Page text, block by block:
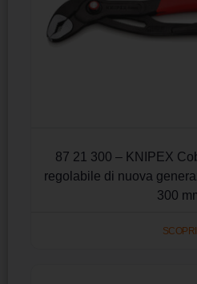
87 21 300 – KNIPEX
regolabile di nuova
300
SCOPRI